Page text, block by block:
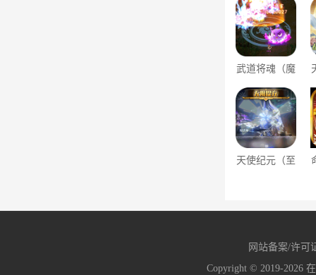
武道将魂（魔
充）
天使纪元（至
网站备案/许可
Copyright © 2019-2026